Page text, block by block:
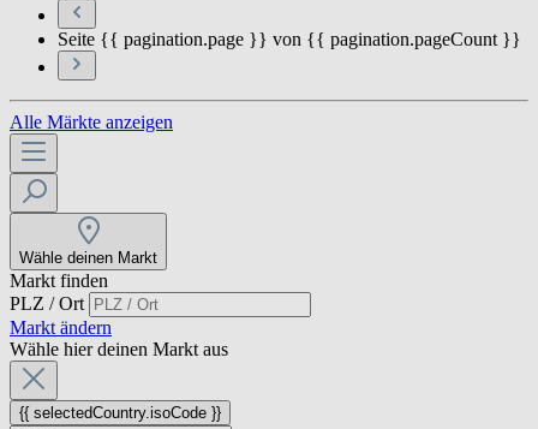
Seite {{ pagination.page }} von {{ pagination.pageCount }}
Alle Märkte anzeigen
Wähle deinen Markt
Markt finden
PLZ / Ort
Markt ändern
Wähle hier deinen Markt aus
{{ selectedCountry.isoCode }}